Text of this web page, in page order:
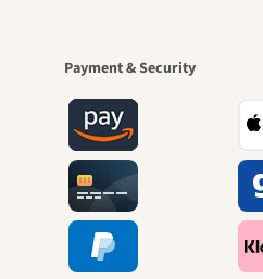
L'un
Payment & Security